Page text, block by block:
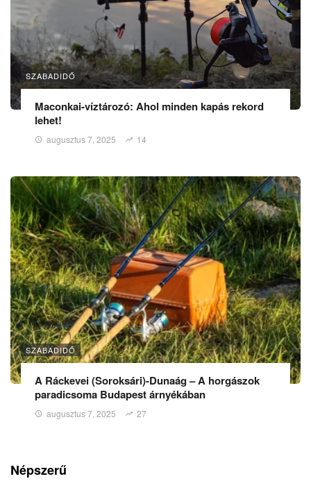
SZABADIDŐ
Maconkai-víztározó: Ahol minden kapás rekord
lehet!
augusztus 7, 2025 14
SZABADIDŐ
A Ráckevei (Soroksári)-Dunaág – A horgászok
paradicsoma Budapest árnyékában
augusztus 7, 2025 27
Népszerű